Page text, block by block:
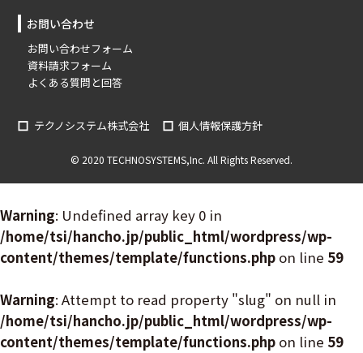
お問い合わせ
お問い合わせフォーム
資料請求フォーム
よくある質問と回答
テクノシステム株式会社 個人情報保護方針
© 2020 TECHNOSYSTEMS,Inc. All Rights Reserved.
Warning: Undefined array key 0 in
/home/tsi/hancho.jp/public_html/wordpress/wp-
content/themes/template/functions.php on line 59
Warning: Attempt to read property "slug" on null in
/home/tsi/hancho.jp/public_html/wordpress/wp-
content/themes/template/functions.php on line 59